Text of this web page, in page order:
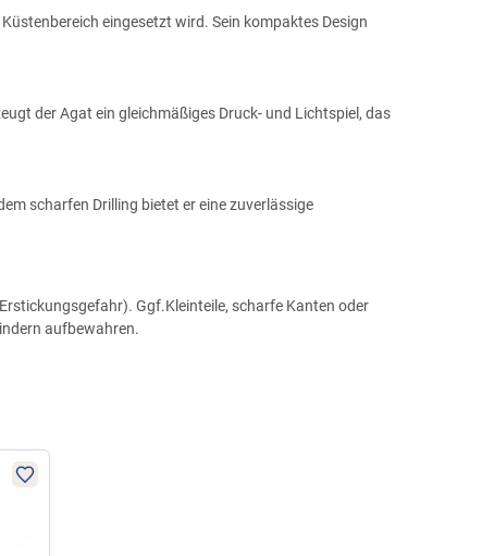
eingesetzt wird. Sein kompaktes Design
der Agat ein gleichmäßiges Druck- und Lichtspiel, das
scharfen Drilling bietet er eine zuverlässige
Ggf.Kleinteile, scharfe Kanten oder
aufbewahren.